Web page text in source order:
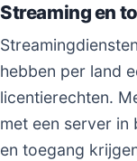
Streaming en
hebben per land
licentierechten.
met een server in
en toegang